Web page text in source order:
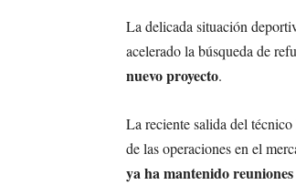
La delicada situación
acelerado la búsqueda de
nuevo proyecto.
La reciente salida del
de las operaciones en el
ya ha mantenido